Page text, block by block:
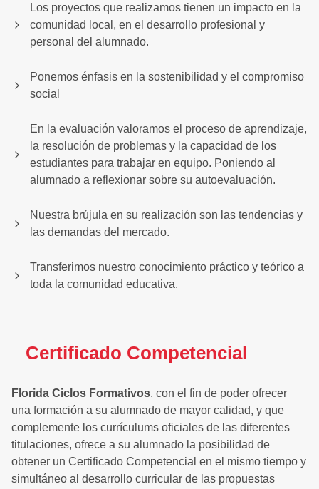
Los proyectos que realizamos tienen un impacto en la
comunidad local, en el desarrollo profesional y
personal del alumnado.
Ponemos énfasis en la sostenibilidad y el compromiso
social
En la evaluación valoramos el proceso de aprendizaje,
la resolución de problemas y la capacidad de los
estudiantes para trabajar en equipo. Poniendo al
alumnado a reflexionar sobre su autoevaluación.
Nuestra brújula en su realización son las tendencias y
las demandas del mercado.
Transferimos nuestro conocimiento práctico y teórico a
toda la comunidad educativa.
Certificado Competencial
Florida Ciclos Formativos, con el fin de poder ofrecer
una formación a su alumnado de mayor calidad, y que
complemente los currículums oficiales de las diferentes
titulaciones, ofrece a su alumnado la posibilidad de
obtener un Certificado Competencial en el mismo tiempo y
simultáneo al desarrollo curricular de las propuestas